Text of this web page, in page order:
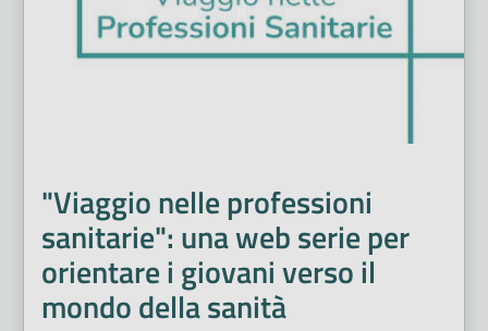
"Viaggio nelle professioni
sanitarie": una web serie per
orientare i giovani verso il
mondo della sanità